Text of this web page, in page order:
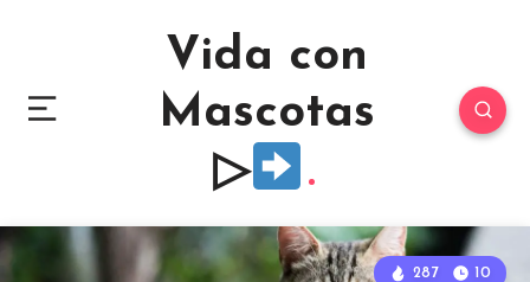
Vida con
Mascotas
▷
287 10